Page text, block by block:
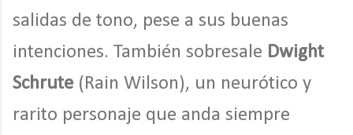
salidas de tono, pese a sus buenas
intenciones. También sobresale Dwight
Schrute (Rain Wilson), un neurótico y
rarito personaje que anda siempre